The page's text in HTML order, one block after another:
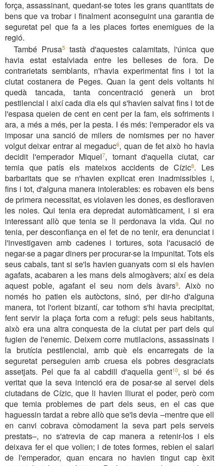
força, assassinant, quedant-se totes les grans quantitats de
bens que va trobar i finalment aconseguint una garantia de
seguretat pel que fa a les places fortes enemigues de la
regió.
També Prusa5tastà d'aquestes calamitats, l'única que
havia estat estalviada entre les belleses de fora. De
contrarietats semblants, n'havia experimentat fins i tot la
ciutat costanera de Peges. Quan la gent dels voltants hi
quedà tancada, tanta concentració generà un brot
pestilencial i així cada dia els qui s'havien salvat fins i tot de
l'espasa queien de cent en cent per la fam, els sofriments i
ara, a més a més, per la pesta. I és més: l'emperador els va
imposar una sanció de milers de nomismes per no haver
volgut deixar entrar al megaduc6, quan de fet això ho havia
decidit l'emperador Miquel7, tornant d'aquella ciutat, car
temia que patís els mateixos accidents de Cízic8. Les
barbaritats que se n'havien explicat eren inadmissibles i,
fins i tot, d'alguna manera intolerables: es robaven els bens
de primera necessitat, es violaven les dones, es desfloraven
les noies. Qui tenia era depredat automàticament, i si era
interessant allò que tenia se li perdonava la vida. Qui no
tenia, per desconfiança en el fet de no tenir, era denunciat i
l'investigaven amb cadenes i tortures, sota l'acusació de
negar-se a pagar diners per procurar-se la impunitat. Tots els
seus cabals, tant si se'ls havien guanyats com si els havien
agafats, acabaren a les mans dels almogàvers; així es deia
aquest poble, agafant el seu nom dels àvars9. Això no
només ho patien els autòctons, sinó, per dir-ho d'alguna
manera, tot l'orient bizantí, car tothom s'hi havia precipitat,
fent servir la plaça forta com a refugi: pels seus habitants,
això era una altra conquesta de la ciutat per part dels qui
fugien de l'enemic. Deixem corre mutilacions, assassinats i
la brutícia pestilencial, amb què els encarregats de la
seguretat perseguien amb cruesa els pobres desgraciats
assetjats. Pel que fa al cabdill d'aquella gent10, si bé és
veritat que la seva intenció era de posar-se al servei dels
ciutadans de Cízic, que li havien lliurat el poder, però com
que temia problemes de part dels seus, en el cas que
haguessin tardat a rebre allò que se'ls devia –mentre que ell
en canvi cobrava còmodament la seva part pels serveis
prestats–, no s'atrevia de cap manera a retenir-los i els
deixava fer el que volien; i de totes formes, rebien el salari
de l'emperador, quan encara no havien tingut cap èxit